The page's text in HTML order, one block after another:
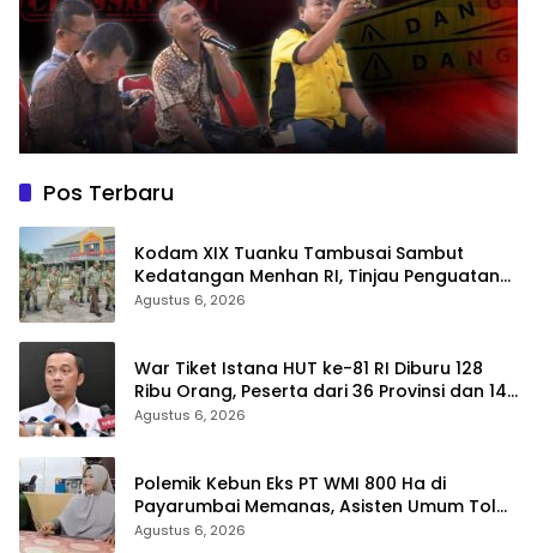
Pos Terbaru
Kodam XIX Tuanku Tambusai Sambut
Kedatangan Menhan RI, Tinjau Penguatan
Yonif TP di Bengkalis dan Kampar
Agustus 6, 2026
War Tiket Istana HUT ke-81 RI Diburu 128
Ribu Orang, Peserta dari 36 Provinsi dan 14
Negara
Agustus 6, 2026
Polemik Kebun Eks PT WMI 800 Ha di
Payarumbai Memanas, Asisten Umum Tolak
Dikelola Agrinas dan Tantang Presiden
Agustus 6, 2026